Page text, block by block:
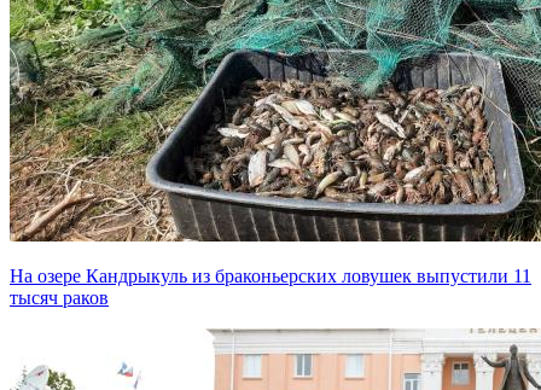
На озере Кандрыкуль из браконьерских ловушек выпустили 11
тысяч раков